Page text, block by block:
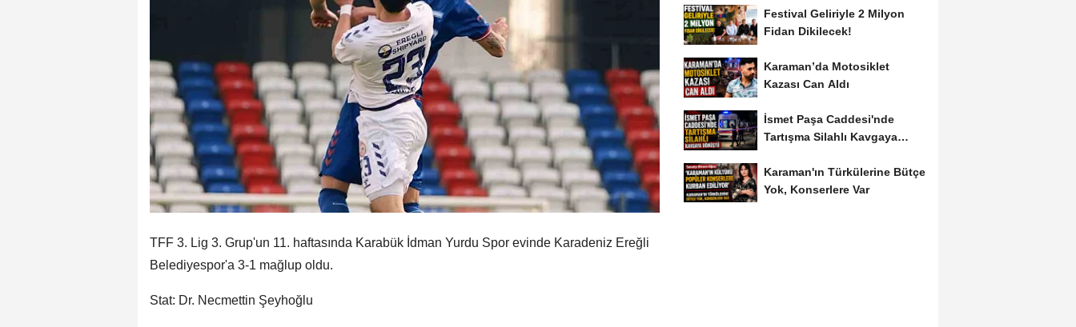
TFF 3. Lig 3. Grup'un 11. haftasında Karabük İdman Yurdu Spor evinde Karadeniz Ereğli
Belediyespor'a 3-1 mağlup oldu.
Stat: Dr. Necmettin Şeyhoğlu
Festival Geliriyle 2 Milyon
Fidan Dikilecek!
Karaman’da Motosiklet
Kazası Can Aldı
İsmet Paşa Caddesi'nde
Tartışma Silahlı Kavgaya
Karaman'ın Türkülerine Bütçe
Yok, Konserlere Var